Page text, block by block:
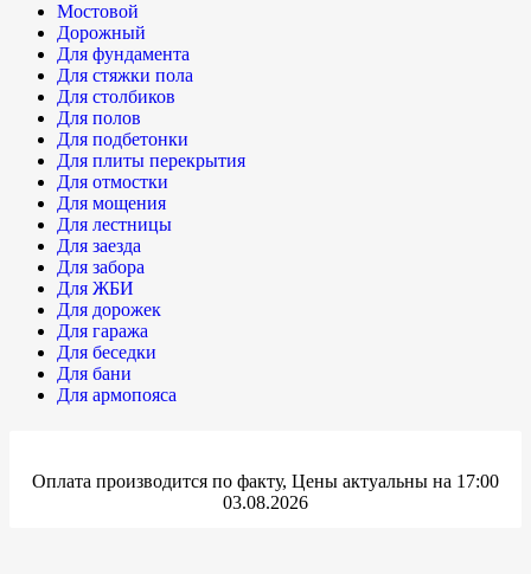
Мостовой
Дорожный
Для фундамента
Для стяжки пола
Для столбиков
Для полов
Для подбетонки
Для плиты перекрытия
Для отмостки
Для мощения
Для лестницы
Для заезда
Для забора
Для ЖБИ
Для дорожек
Для гаража
Для беседки
Для бани
Для армопояса
Оплата производится по факту, Цены актуальны на 17:00
03.08.2026